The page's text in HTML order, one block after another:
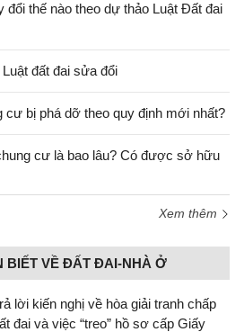
đổi thế nào theo dự thảo Luật Đất đai
đất đai sửa đổi
cư bị phá dỡ theo quy định mới nhất?
cư là bao lâu? Có được sở hữu
Xem thêm
BIẾT VỀ ĐẤT ĐAI-NHÀ Ở
lời kiến nghị về hòa giải tranh chấp
đai và việc “treo” hồ sơ cấp Giấy